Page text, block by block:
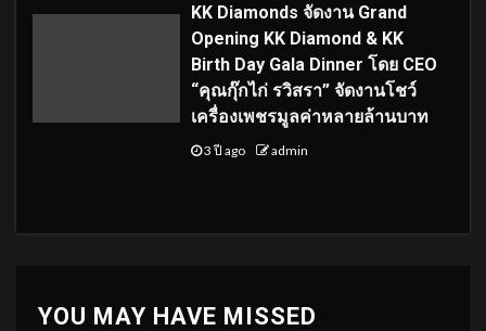
KK Diamonds จัดงาน Grand
Opening KK Diamond & KK
Birth Day Gala Dinner โดย CEO
“คุณกุ๊กไก่ รวิสรา” จัดงานโชว์
เครื่องเพชรมูลค่าหลายล้านบาท
3 ปี ago admin
YOU MAY HAVE MISSED